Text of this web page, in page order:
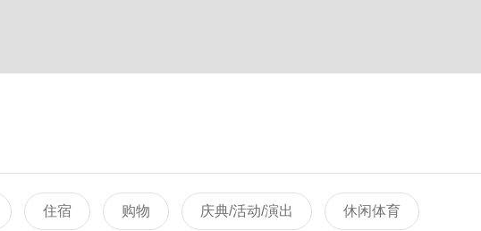
住宿 购物 庆典/活动/演出 休闲体育